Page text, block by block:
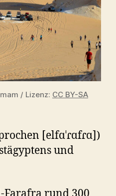
/ Lizenz: CC BY-SA
[elfɑˈɾɑfɾɑ])
und